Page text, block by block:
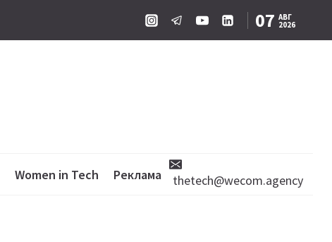
07 АВГ
2026
Women in Tech Реклама thetech@wecom.agency